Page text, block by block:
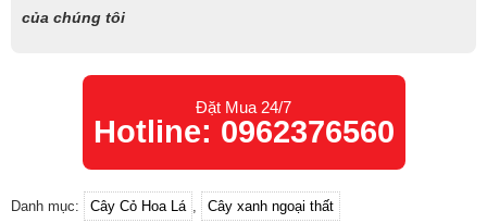
của chúng tôi
Đặt Mua 24/7
Hotline: 0962376560
Danh mục: Cây Cỏ Hoa Lá Cây xanh ngoại thất